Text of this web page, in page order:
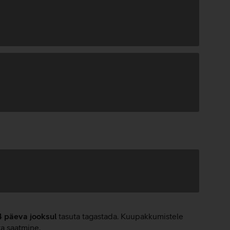
päeva jooksul tasuta tagastada. Kuupakkumistele
saatmine.